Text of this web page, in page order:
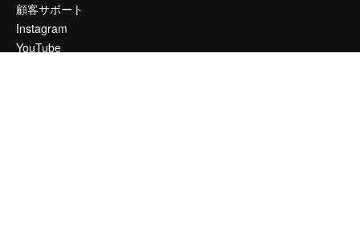
顧客サポート
Instagram
YouTube